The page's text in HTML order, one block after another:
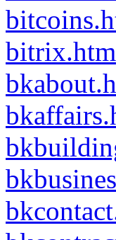
bitrix.htm